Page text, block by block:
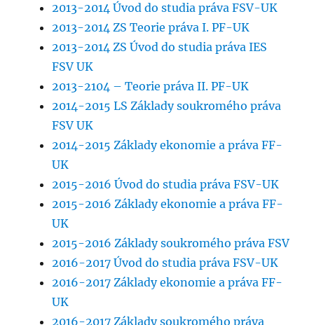
2013-2014 Úvod do studia práva FSV-UK
2013-2014 ZS Teorie práva I. PF-UK
2013-2014 ZS Úvod do studia práva IES
FSV UK
2013-2104 – Teorie práva II. PF-UK
2014-2015 LS Základy soukromého práva
FSV UK
2014-2015 Základy ekonomie a práva FF-
UK
2015-2016 Úvod do studia práva FSV-UK
2015-2016 Základy ekonomie a práva FF-
UK
2015-2016 Základy soukromého práva FSV
2016-2017 Úvod do studia práva FSV-UK
2016-2017 Základy ekonomie a práva FF-
UK
2016-2017 Základy soukromého práva